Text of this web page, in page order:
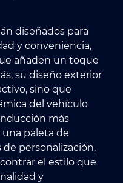
diseñados para
y conveniencia,
añaden un toque
su diseño exterior
sino que
del vehículo
más
paleta de
personalización,
el estilo que
y